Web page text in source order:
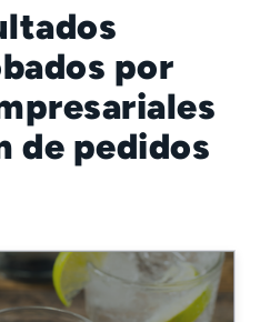
por
de pedidos